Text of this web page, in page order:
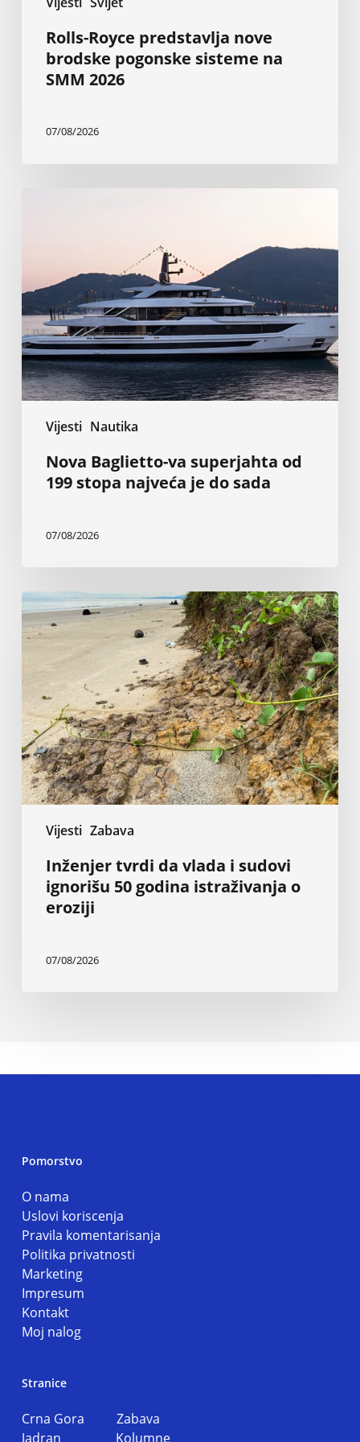
Rolls-Royce predstavlja nove
brodske pogonske sisteme na
SMM 2026
07/08/2026
Vijesti Nautika
199
stopa
najveća
je
do
sada
Nova Baglietto-va superjahta od
199 stopa najveća je do sada
07/08/2026
Vijesti Zabava
Inženjer
tvrdi
da
i
sudovi
ignorišu
50
godina
istraživanja
o
Inženjer tvrdi da vlada i sudovi
ignorišu 50 godina istraživanja o
eroziji
07/08/2026
Pomorstvo
O nama
Uslovi koriscenja
Pravila komentarisanja
Politika privatnosti
Marketing
Impresum
Kontakt
Moj nalog
Stranice
Crna Gora Zabava
Jadran Kolumne